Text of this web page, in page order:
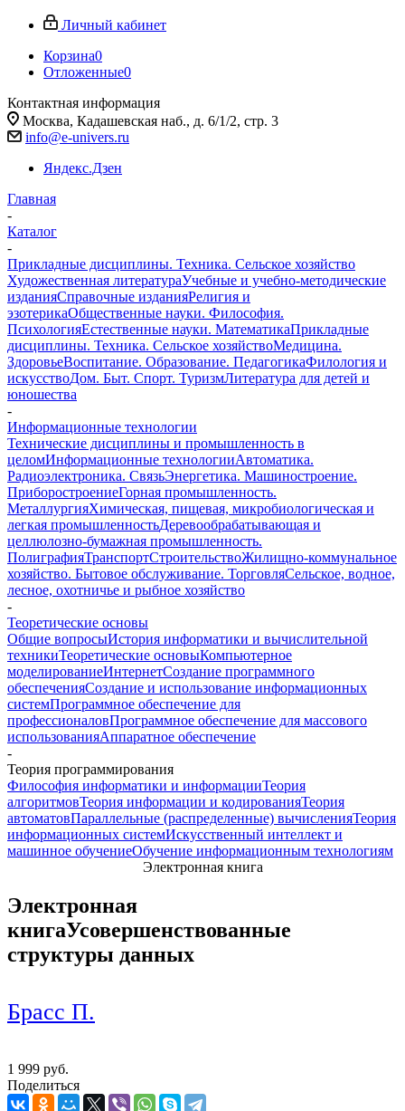
Личный кабинет
Корзина0
Отложенные0
Контактная информация
Москва, Кадашевская наб., д. 6/1/2, стр. 3
info@e-univers.ru
Яндекс.Дзен
Главная
-
Каталог
-
Прикладные дисциплины. Техника. Сельское хозяйство
Художественная литератураУчебные и учебно-методические
изданияСправочные изданияРелигия и
эзотерикаОбщественные науки. Философия.
ПсихологияЕстественные науки. МатематикаПрикладные
дисциплины. Техника. Сельское хозяйствоМедицина.
ЗдоровьеВоспитание. Образование. ПедагогикаФилология и
искусствоДом. Быт. Спорт. ТуризмЛитература для детей и
юношества
-
Информационные технологии
Технические дисциплины и промышленность в
целомИнформационные технологииАвтоматика.
Радиоэлектроника. СвязьЭнергетика. Машиностроение.
ПриборостроениеГорная промышленность.
МеталлургияХимическая, пищевая, микробиологическая и
легкая промышленностьДеревообрабатывающая и
целлюлозно-бумажная промышленность.
ПолиграфияТранспортСтроительствоЖилищно-коммунальное
хозяйство. Бытовое обслуживание. ТорговляСельское, водное,
лесное, охотничье и рыбное хозяйство
-
Теоретические основы
Общие вопросыИстория информатики и вычислительной
техникиТеоретические основыКомпьютерное
моделированиеИнтернетСоздание программного
обеспеченияСоздание и использование информационных
системПрограммное обеспечение для
профессионаловПрограммное обеспечение для массового
использованияАппаратное обеспечение
-
Теория программирования
Философия информатики и информацииТеория
алгоритмовТеория информации и кодированияТеория
автоматовПараллельные (распределенные) вычисленияТеория
информационных системИскусственный интеллект и
машинное обучениеОбучение информационным технологиям
Электронная книга
Электронная
книгаУсовершенствованные
структуры данных
Брасс П.
1 999 руб.
Поделиться